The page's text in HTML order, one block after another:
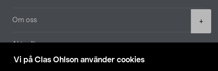
Vi på Clas Ohlson använder cookies
+
Om oss
Aktuellt